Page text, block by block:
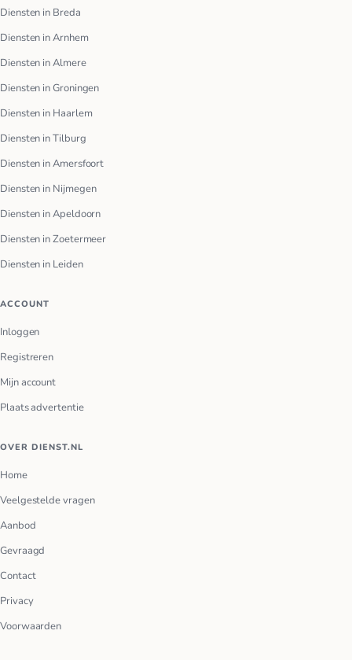
Diensten in Breda
Diensten in Arnhem
Diensten in Almere
Diensten in Groningen
Diensten in Haarlem
Diensten in Tilburg
Diensten in Amersfoort
Diensten in Nijmegen
Diensten in Apeldoorn
Diensten in Zoetermeer
Diensten in Leiden
ACCOUNT
Inloggen
Registreren
Mijn account
Plaats advertentie
OVER DIENST.NL
Home
Veelgestelde vragen
Aanbod
Gevraagd
Contact
Privacy
Voorwaarden